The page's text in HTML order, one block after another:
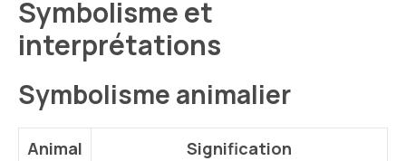
Symbolisme et
interprétations
Symbolisme animalier
Animal Signification